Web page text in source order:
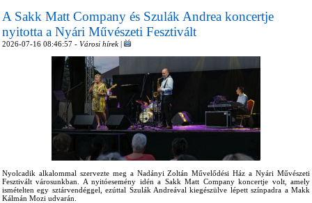
A Sakk Matt Company és Szulák Andrea koncertje
nyitotta a Nyári Művészeti Fesztivált
2026-07-16 08:46:57 - Városi hírek |
Nyolcadik alkalommal szervezte meg a Nadányi Zoltán Művelődési Ház a Nyári Művészeti
Fesztivált városunkban. A nyitóesemény idén a Sakk Matt Company koncertje volt, amely
ismételten egy sztárvendéggel, ezúttal Szulák Andreával kiegészülve lépett színpadra a Makk
Kálmán Mozi udvarán.